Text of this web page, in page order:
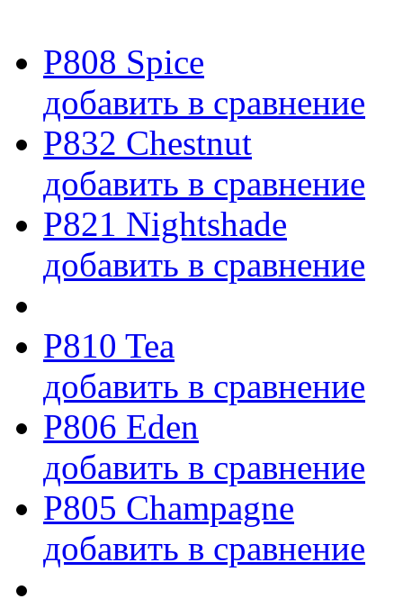
P808 Spice
добавить в сравнение
P832 Chestnut
добавить в сравнение
P821 Nightshade
добавить в сравнение
P810 Tea
добавить в сравнение
P806 Eden
добавить в сравнение
P805 Champagne
добавить в сравнение